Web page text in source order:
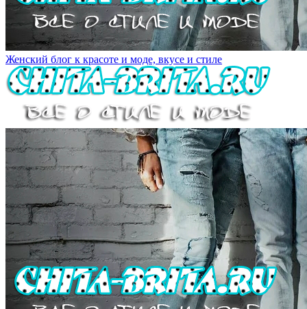
Женский блог к красоте и моде, вкусе и стиле